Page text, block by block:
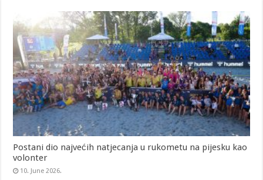
Postani dio najvećih natjecanja u rukometu na pijesku kao
volonter
10. June 2026.